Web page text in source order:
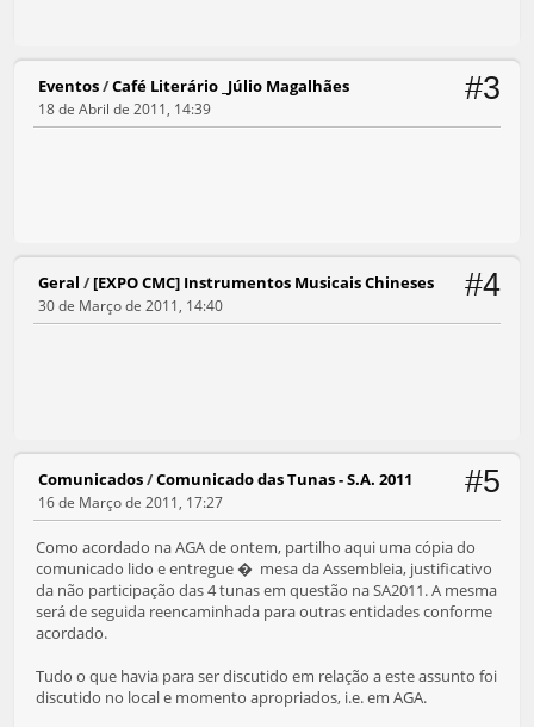
#3
Eventos/Café Literário _Júlio Magalhães
18 de Abril de 2011, 14:39
#4
Geral / [EXPO CMC] Instrumentos Musicais Chineses
30 de Março de 2011, 14:40
#5
Comunicados/Comunicado das Tunas - S.A. 2011
16 de Março de 2011, 17:27
Como acordado na AGA de ontem, partilho aqui uma cópia do
comunicado lido e entregue � mesa da Assembleia, justificativo
da não participação das 4 tunas em questão na SA2011. A mesma
será de seguida reencaminhada para outras entidades conforme
acordado.
Tudo o que havia para ser discutido em relação a este assunto foi
discutido no local e momento apropriados, i.e. em AGA.